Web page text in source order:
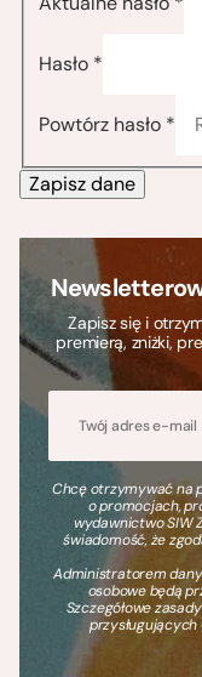
Hasło *
Powtórz hasło *
Zapisz dane
Zapisz się i
premierą, zniżki,
Chcę otrzymywać na
o promocjach,
wydawnictwo SIW
świadomość, że
Administratorem
osobowe będą
Szczegółowe